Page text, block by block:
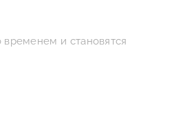
и становятся